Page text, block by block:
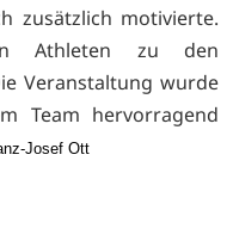
zusätzlich motivierte.
Athleten zu den
Veranstaltung wurde
Team hervorragend
Josef Ott